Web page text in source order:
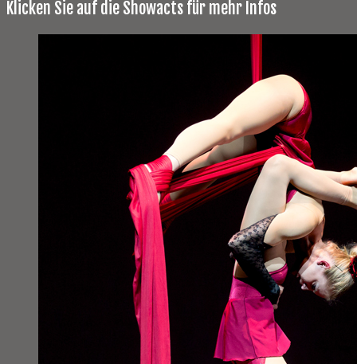
Klicken Sie auf die Showacts für mehr Infos